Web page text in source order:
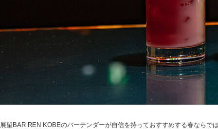
展望BAR REN KOBEのバーテンダーが自信を持っておすすめする春ならで